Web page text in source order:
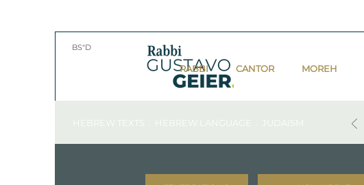
BS"D
RABBI CANTOR MOREH
HEBREW TEXTS . HEBREW LANGUAGE . JUDAISM